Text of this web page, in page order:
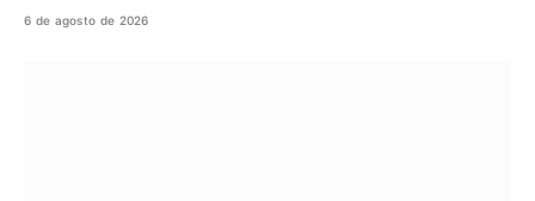
6 de agosto de 2026